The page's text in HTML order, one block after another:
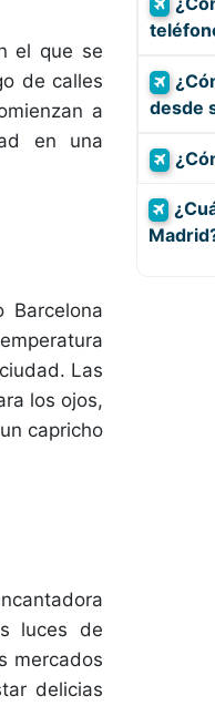
el que se
de calles
a
en una
Las
los ojos,
capricho
luces de
mercados
delicias
desde